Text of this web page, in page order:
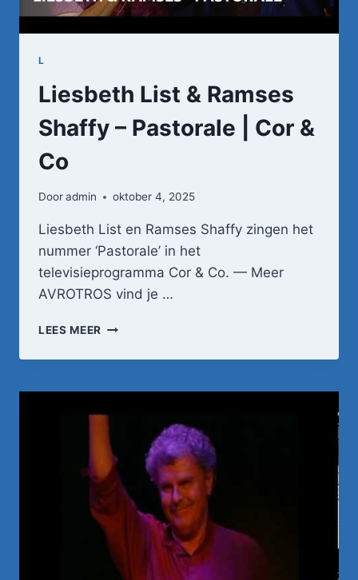
L
Liesbeth List & Ramses
Shaffy – Pastorale | Cor &
Co
Dooradmin oktober 4, 2025
Liesbeth List en Ramses Shaffy zingen het
nummer ‘Pastorale’ in het
televisieprogramma Cor & Co. — Meer
AVROTROS vind je …
LEES MEER LIESBETH
&
SHAFFY
PASTORALE
COR
&